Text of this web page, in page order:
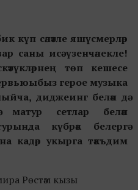
сәләтле яшүсмерләр
саны исә үзенчәлекле!
төп кешесе
герое музыка
диджеинг белән дә
матур сетлар белән
күбрәк белергә
кадәр укырга тәкъдим
Рөстәм кызы